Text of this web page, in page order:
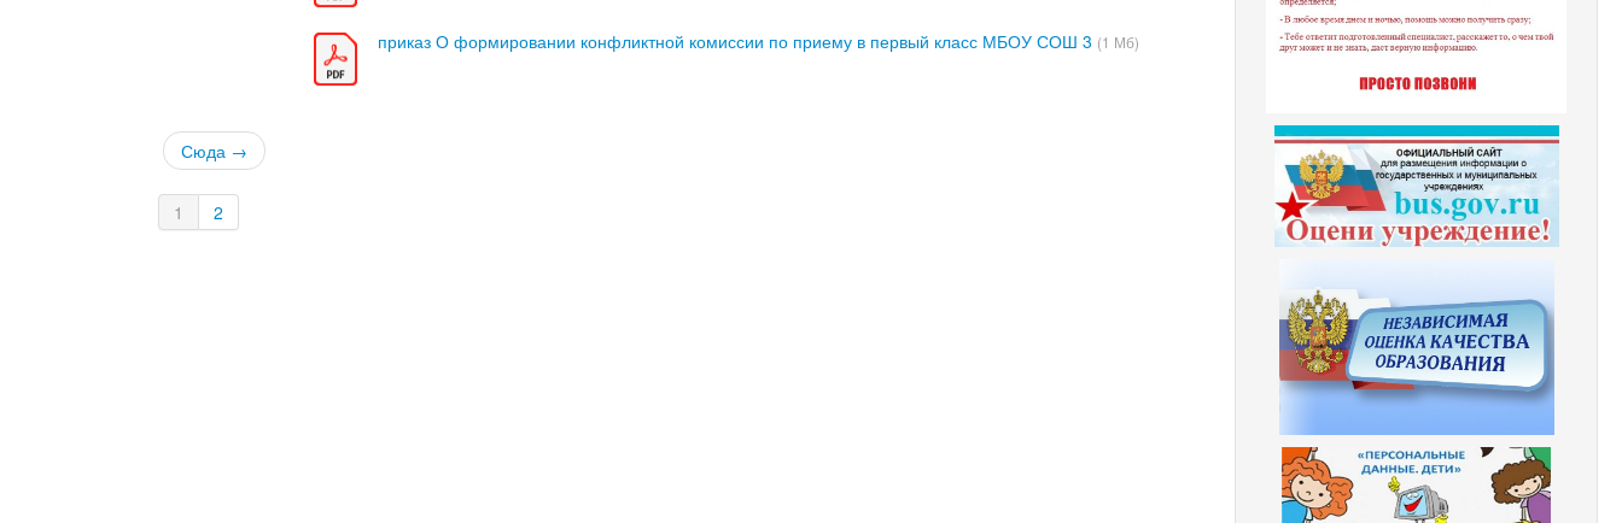
приказ О формировании конфликтной комиссии по приему в первый класс МБОУ СОШ 3 (1 Мб)
Сюда →
1 2